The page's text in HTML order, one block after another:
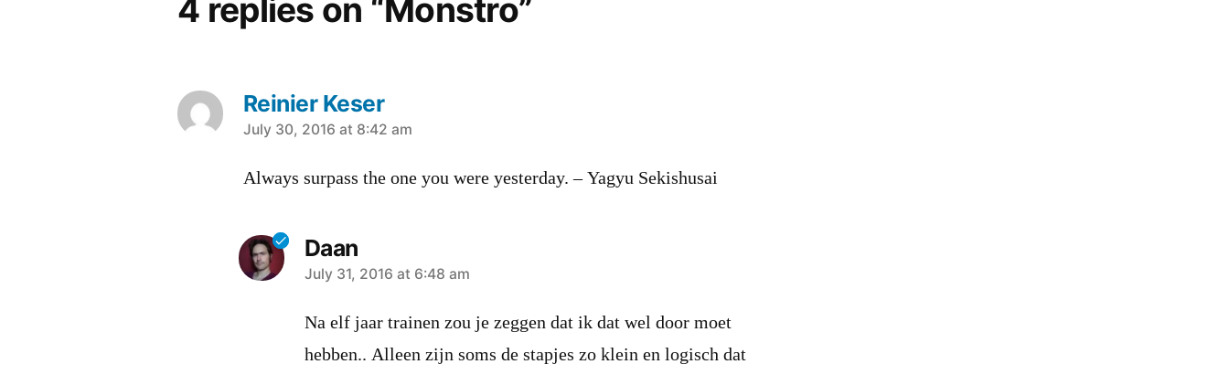
4 replies on “Monstro”
Reinier Keser
says:
July 30, 2016 at 8:42 am
Always surpass the one you were yesterday. – Yagyu Sekishusai
Daan
says:
July 31, 2016 at 6:48 am
Na elf jaar trainen zou je zeggen dat ik dat wel door moet
hebben.. Alleen zijn soms de stapjes zo klein en logisch dat